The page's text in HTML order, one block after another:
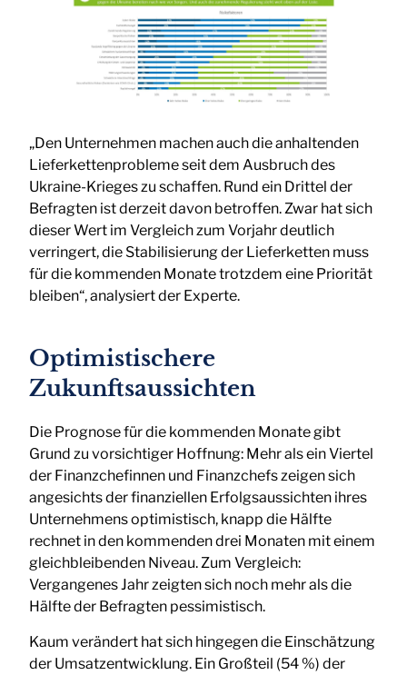
„Den Unternehmen machen auch die anhaltenden
Lieferkettenprobleme seit dem Ausbruch des
Ukraine-Krieges zu schaffen. Rund ein Drittel der
Befragten ist derzeit davon betroffen. Zwar hat sich
dieser Wert im Vergleich zum Vorjahr deutlich
verringert, die Stabilisierung der Lieferketten muss
für die kommenden Monate trotzdem eine Priorität
bleiben“, analysiert der Experte.
Optimistischere
Zukunftsaussichten
Die Prognose für die kommenden Monate gibt
Grund zu vorsichtiger Hoffnung: Mehr als ein Viertel
der Finanzchefinnen und Finanzchefs zeigen sich
angesichts der finanziellen Erfolgsaussichten ihres
Unternehmens optimistisch, knapp die Hälfte
rechnet in den kommenden drei Monaten mit einem
gleichbleibenden Niveau. Zum Vergleich:
Vergangenes Jahr zeigten sich noch mehr als die
Hälfte der Befragten pessimistisch.
Kaum verändert hat sich hingegen die Einschätzung
der Umsatzentwicklung. Ein Großteil (54 %) der